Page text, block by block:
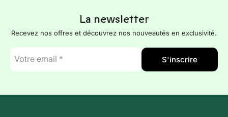
La newsletter
Recevez nos offres et découvrez nos nouveautés en exclusivité.
E-
mail
*
S'inscrire